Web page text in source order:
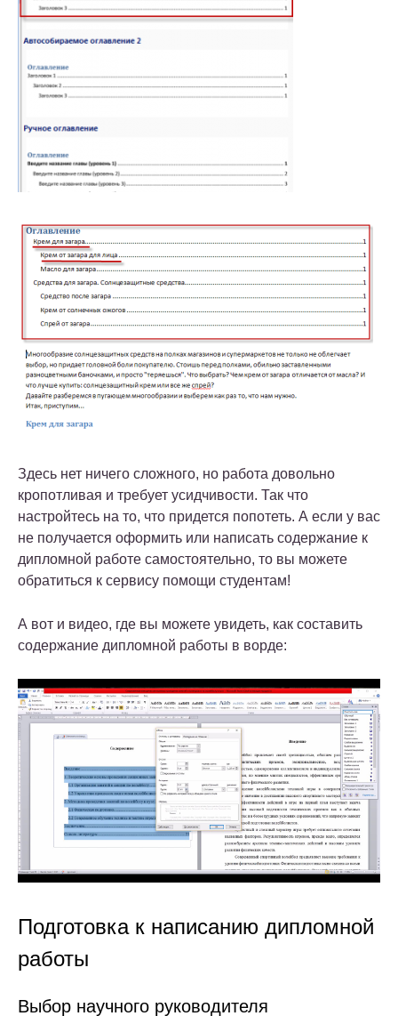
Здесь нет ничего сложного, но работа довольно
кропотливая и требует усидчивости. Так что
настройтесь на то, что придется попотеть. А если у вас
не получается оформить или написать содержание к
дипломной работе самостоятельно, то вы можете
обратиться к сервису помощи студентам!
А вот и видео, где вы можете увидеть, как составить
содержание дипломной работы в ворде:
Подготовка к написанию дипломной
работы
Выбор научного руководителя